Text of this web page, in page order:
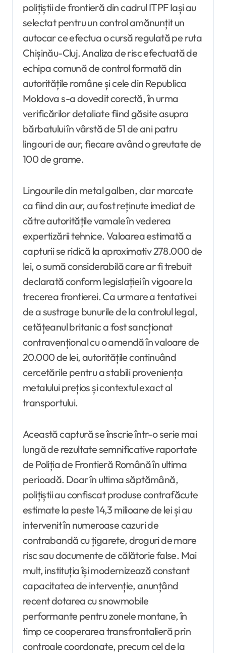
polițiștii de frontieră din cadrul ITPF Iași au
selectat pentru un control amănunțit un
autocar ce efectua o cursă regulată pe ruta
Chișinău-Cluj. Analiza de risc efectuată de
echipa comună de control formată din
autoritățile române și cele din Republica
Moldova s-a dovedit corectă, în urma
verificărilor detaliate fiind găsite asupra
bărbatului în vârstă de 51 de ani patru
lingouri de aur, fiecare având o greutate de
100 de grame.
Lingourile din metal galben, clar marcate
ca fiind din aur, au fost reținute imediat de
către autoritățile vamale în vederea
expertizării tehnice. Valoarea estimată a
capturii se ridică la aproximativ 278.000 de
lei, o sumă considerabilă care ar fi trebuit
declarată conform legislației în vigoare la
trecerea frontierei. Ca urmare a tentativei
de a sustrage bunurile de la controlul legal,
cetățeanul britanic a fost sancționat
contravențional cu o amendă în valoare de
20.000 de lei, autoritățile continuând
cercetările pentru a stabili proveniența
metalului prețios și contextul exact al
transportului.
Această captură se înscrie într-o serie mai
lungă de rezultate semnificative raportate
de Poliția de Frontieră Română în ultima
perioadă. Doar în ultima săptămână,
polițiștii au confiscat produse contrafăcute
estimate la peste 14,3 milioane de lei și au
intervenit în numeroase cazuri de
contrabandă cu țigarete, droguri de mare
risc sau documente de călătorie false. Mai
mult, instituția își modernizează constant
capacitatea de intervenție, anunțând
recent dotarea cu snowmobile
performante pentru zonele montane, în
timp ce cooperarea transfrontalieră prin
controale coordonate, precum cel de la